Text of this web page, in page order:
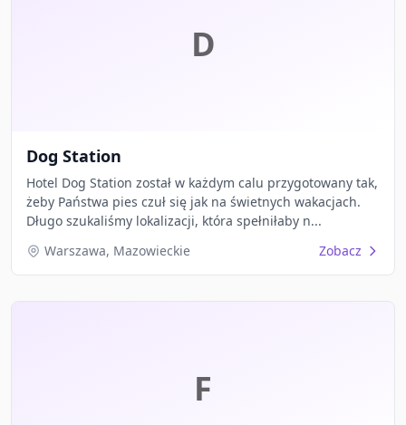
D
Dog Station
Hotel Dog Station został w każdym calu przygotowany tak,
żeby Państwa pies czuł się jak na świetnych wakacjach.
Długo szukaliśmy lokalizacji, która spełniłaby n...
Warszawa, Mazowieckie
Zobacz
F